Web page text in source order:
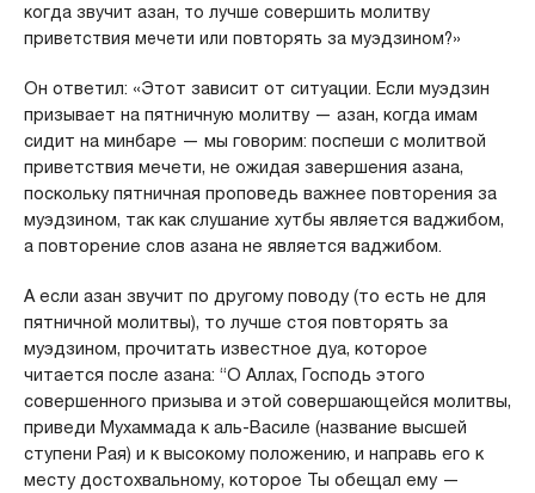
когда звучит азан, то лучше совершить молитву
приветствия мечети или повторять за муэдзином?»
Он ответил: «Этот зависит от ситуации. Если муэдзин
призывает на пятничную молитву — азан, когда имам
сидит на минбаре — мы говорим: поспеши с молитвой
приветствия мечети, не ожидая завершения азана,
поскольку пятничная проповедь важнее повторения за
муэдзином, так как слушание хутбы является ваджибом,
а повторение слов азана не является ваджибом.
А если азан звучит по другому поводу (то есть не для
пятничной молитвы), то лучше стоя повторять за
муэдзином, прочитать известное дуа, которое
читается после азана: “О Аллах, Господь этого
совершенного призыва и этой совершающейся молитвы,
приведи Мухаммада к аль-Василе (название высшей
ступени Рая) и к высокому положению, и направь его к
месту достохвальному, которое Ты обещал ему —